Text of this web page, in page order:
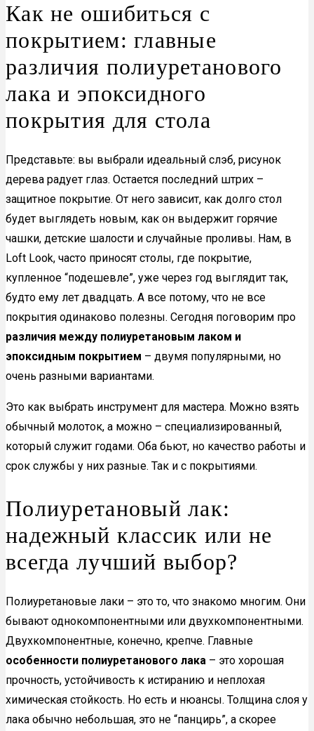
Как не ошибиться с
покрытием: главные
различия полиуретанового
лака и эпоксидного
покрытия для стола
Представьте: вы выбрали идеальный слэб, рисунок
дерева радует глаз. Остается последний штрих –
защитное покрытие. От него зависит, как долго стол
будет выглядеть новым, как он выдержит горячие
чашки, детские шалости и случайные проливы. Нам, в
Loft Look, часто приносят столы, где покрытие,
купленное “подешевле”, уже через год выглядит так,
будто ему лет двадцать. А все потому, что не все
покрытия одинаково полезны. Сегодня поговорим про
различия между полиуретановым лаком и
эпоксидным покрытием – двумя популярными, но
очень разными вариантами.
Это как выбрать инструмент для мастера. Можно взять
обычный молоток, а можно – специализированный,
который служит годами. Оба бьют, но качество работы и
срок службы у них разные. Так и с покрытиями.
Полиуретановый лак:
надежный классик или не
всегда лучший выбор?
Полиуретановые лаки – это то, что знакомо многим. Они
бывают однокомпонентными или двухкомпонентными.
Двухкомпонентные, конечно, крепче. Главные
особенности полиуретанового лака – это хорошая
прочность, устойчивость к истиранию и неплохая
химическая стойкость. Но есть и нюансы. Толщина слоя у
лака обычно небольшая, это не “панцирь”, а скорее